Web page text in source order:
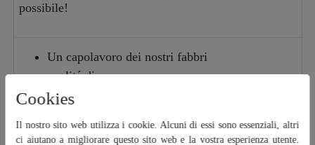
possibile!
Un capolavoro dei nostri fabbri
qualitá di marca europea
caldaia con capacitá 100 litri con tubo di uscita
supporto per poter svuotare il contenuto della
Cookies
Il nostro sito web utilizza i cookie. Alcuni di essi sono essenziali, altri
ci aiutano a migliorare questo sito web e la vostra esperienza utente.